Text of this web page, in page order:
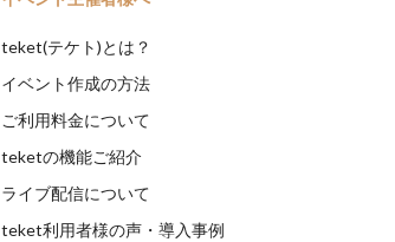
teket(テケト)とは？
イベント作成の方法
ご利用料金について
teketの機能ご紹介
ライブ配信について
teket利用者様の声・導入事例